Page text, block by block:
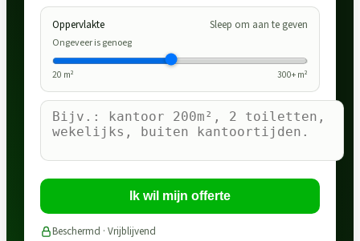
Oppervlakte Sleep om aan te geven
Ongeveer is genoeg
20 m² 300+ m²
Ik wil mijn offerte
Beschermd · Vrijblijvend